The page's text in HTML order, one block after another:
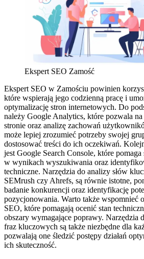
Ekspert SEO Zamość
Ekspert SEO w Zamościu powinien
które wspierają jego codzienną pracę i
optymalizację stron internetowych. Do
należy Google Analytics, które pozwala
stronie oraz analizę zachowań
może lepiej zrozumieć potrzeby swojej
dostosować treści do ich oczekiwań.
jest Google Search Console, które
w wynikach wyszukiwania oraz
techniczne. Narzędzia do analizy słów
SEMrush czy Ahrefs, są równie istotne,
badanie konkurencji oraz identyfikację
pozycjonowania. Warto także wspomnieć
SEO, które pomagają ocenić stan
obszary wymagające poprawy. Narzędzia
fraz kluczowych są także niezbędne dla
pozwalają one śledzić postępy działań
ich skuteczność.